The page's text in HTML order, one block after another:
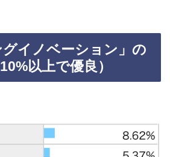
グイノベーション」の
以上で優良）